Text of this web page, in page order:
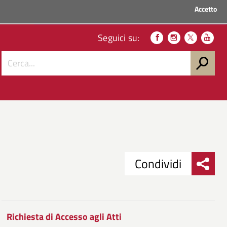
Accetto
Seguici su:
Condividi
Richiesta di Accesso agli Atti